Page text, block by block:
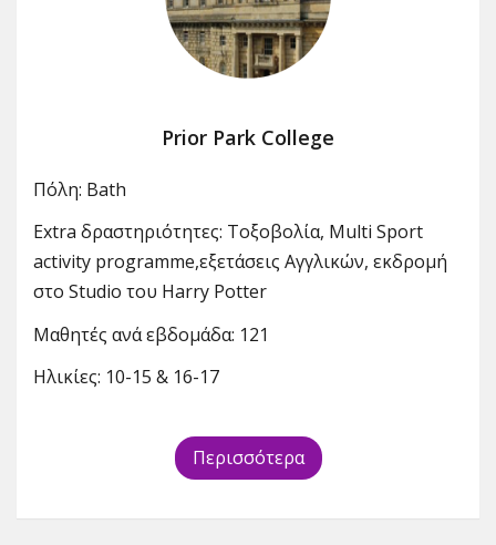
Prior Park College
Πόλη: Bath
Extra δραστηριότητες: Τοξοβολία, Multi Sport
activity programme,εξετάσεις Αγγλικών, εκδρομή
στο Studio του Harry Potter
Μαθητές ανά εβδομάδα: 121
Ηλικίες: 10-15 & 16-17
Περισσότερα